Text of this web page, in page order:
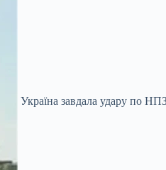
Україна завдала удару по